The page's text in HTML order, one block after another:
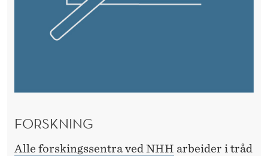
FORSKNING
Alle forskingssentra ved NHH arbeider i tråd